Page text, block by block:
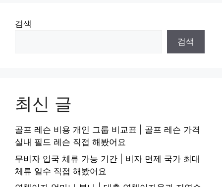
검색
검색
최신 글
골프 레슨 비용 개인 그룹 비교표 | 골프 레슨 가격
실내 필드 레슨 직접 해봤어요
무비자 입국 체류 가능 기간 | 비자 면제 국가 최대
체류 일수 직접 해봤어요